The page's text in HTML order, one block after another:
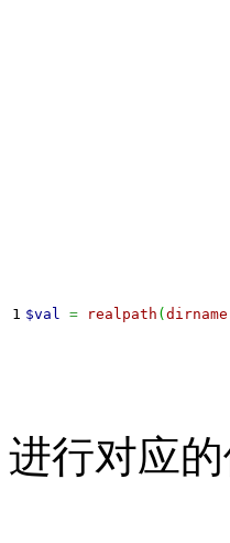
$val = realpath (dirname
进行对应